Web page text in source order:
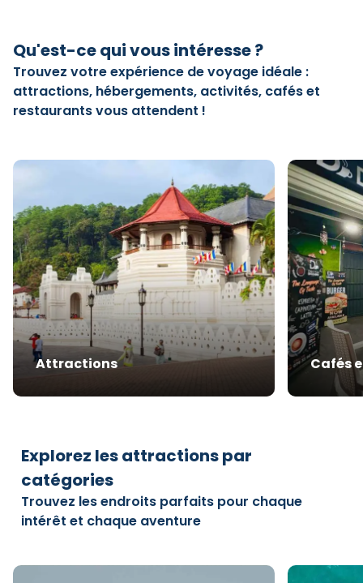
Qu'est-ce qui vous intéresse ?
Trouvez votre expérience de voyage idéale :
attractions, hébergements, activités, cafés et
restaurants vous attendent !
Attractions Cafés
Explorez les attractions par
catégories
Trouvez les endroits parfaits pour chaque
intérêt et chaque aventure